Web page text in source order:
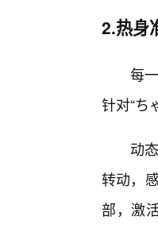
2.热身
每
针对“ち
动
转动，
部，激